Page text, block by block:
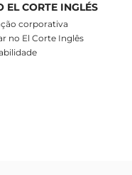
EL CORTE INGLÉS
corporativa
no El Corte Inglês